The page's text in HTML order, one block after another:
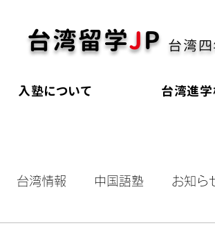
台湾留学JP 台湾
入塾について 台湾進
台湾情報 中国語塾 お知ら